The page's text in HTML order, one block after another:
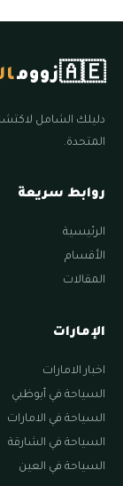
🇦🇪زووم
دليلك الشامل
المتحدة.
روابط سريعة
الرئيسية
الأقسام
المقالات
الإمارات
اخبار الامارات
السياحة في أبوظبي
السياحة في الامارات
السياحة في الشارقة
السياحة في العين